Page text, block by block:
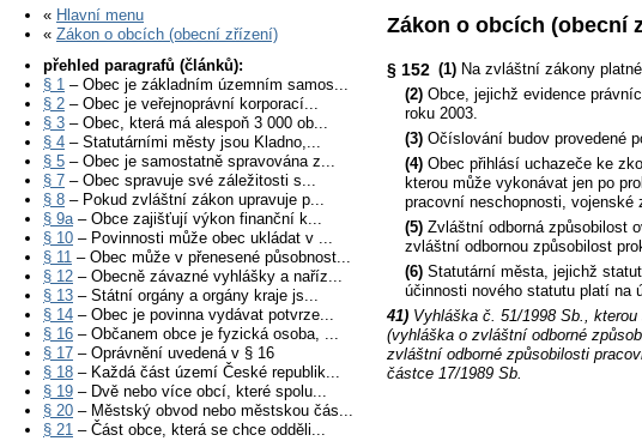
« Hlavní menu
« Zákon o obcích (obecní zřízení)
přehled paragrafů (článků):
§ 1 – Obec je základním územním samos...
§ 2 – Obec je veřejnoprávní korporací...
§ 3 – Obec, která má alespoň 3 000 ob...
§ 4 – Statutárními městy jsou Kladno,...
§ 5 – Obec je samostatně spravována z...
§ 7 – Obec spravuje své záležitosti s...
§ 8 – Pokud zvláštní zákon upravuje p...
§ 9a– Obce zajišťují výkon finanční k...
§ 10 – Povinnosti může obec ukládat v ...
§ 11 – Obec může v přenesené působnost...
§ 12 – Obecně závazné vyhlášky a naříz...
§ 13 – Státní orgány a orgány kraje js...
§ 14 – Obec je povinna vydávat potvrze...
§ 16 – Občanem obce je fyzická osoba, ...
§ 17 – Oprávnění uvedená v § 16
§ 18 – Každá část území České republik...
§ 19 – Dvě nebo více obcí, které spolu...
§ 20 – Městský obvod nebo městskou čás...
§ 21 – Část obce, která se chce odděli...
Zákon o obcích (obecní
§ 152 (1) Na zvláštní zákony
(2)Obce, jejichž evidence
roku 2003.
(3)Očíslování budov provedené
(4)Obec přihlásí uchazeče ke
kterou může vykonávat jen po
pracovní neschopnosti, vojenské
(5)Zvláštní odborná způsobilost
zvláštní odbornou způsobilost
(6)Statutární města, jejichž
účinnosti nového statutu platí na
41)Vyhláška č. 51/1998 Sb.,
(vyhláška o zvláštní odborné
zvláštní odborné způsobilosti
částce 17/1989 Sb.